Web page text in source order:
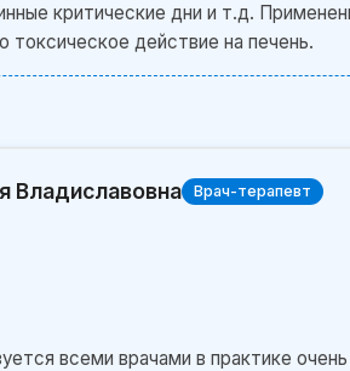
критические дни и т.д.
действие на печень.
Владиславовна Врач-терапевт
всеми врачами в практике